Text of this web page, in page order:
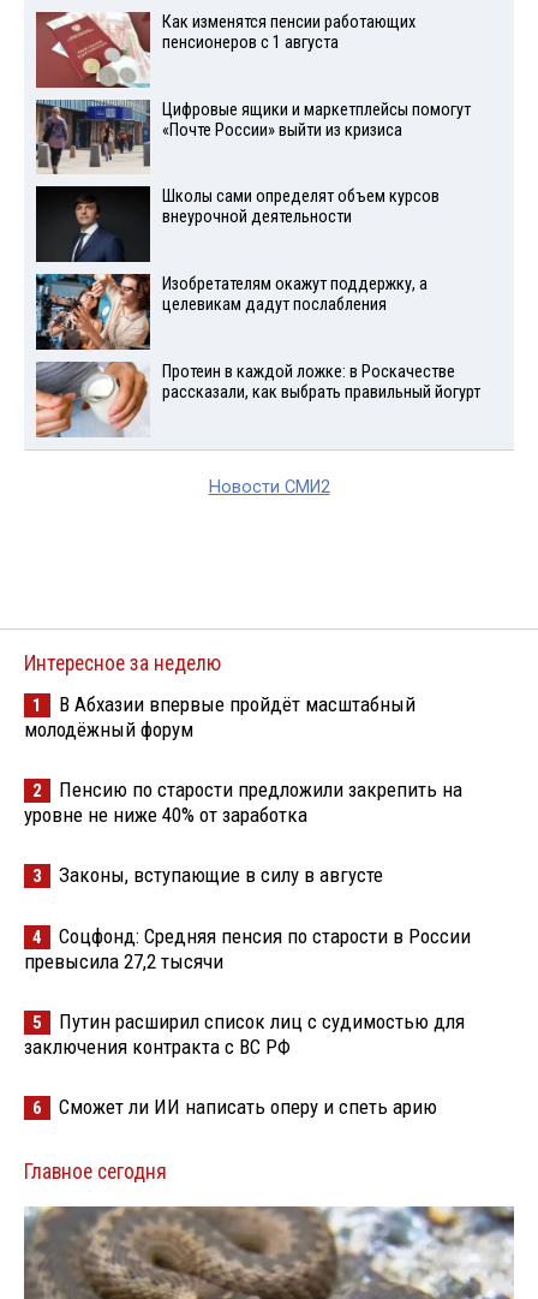
Как изменятся пенсии работающих
пенсионеров с 1 августа
Цифровые ящики и маркетплейсы помогут
«Почте России» выйти из кризиса
Школы сами определят объем курсов
внеурочной деятельности
Изобретателям окажут поддержку, а
целевикам дадут послабления
Протеин в каждой ложке: в Роскачестве
рассказали, как выбрать правильный йогурт
Новости СМИ2
Интересное за неделю
1
В Абхазии впервые пройдёт масштабный
молодёжный форум
2
Пенсию по старости предложили закрепить на
уровне не ниже 40% от заработка
3 Законы, вступающие в силу в августе
4
Соцфонд: Средняя пенсия по старости в России
превысила 27,2 тысячи
5
Путин расширил список лиц с судимостью для
заключения контракта с ВС РФ
6 Сможет ли ИИ написать оперу и спеть арию
Главное сегодня